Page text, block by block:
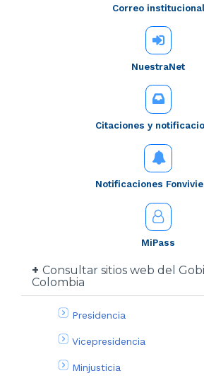
Correo institucional
NuestraNet
Citaciones y
Notificaciones
MiPass
Consultar sitios web del
Colombia
Presidencia
Vicepresidencia
Minjusticia